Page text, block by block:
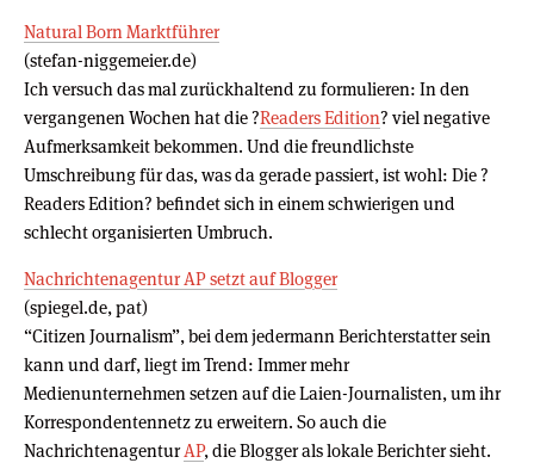
Natural Born Marktführer
(stefan-niggemeier.de)
Ich versuch das mal zurückhaltend zu formulieren: In den
vergangenen Wochen hat die ?Readers Edition? viel negative
Aufmerksamkeit bekommen. Und die freundlichste
Umschreibung für das, was da gerade passiert, ist wohl: Die ?
Readers Edition? befindet sich in einem schwierigen und
schlecht organisierten Umbruch.
Nachrichtenagentur AP setzt auf Blogger
(spiegel.de, pat)
“Citizen Journalism”, bei dem jedermann Berichterstatter sein
kann und darf, liegt im Trend: Immer mehr
Medienunternehmen setzen auf die Laien-Journalisten, um ihr
Korrespondentennetz zu erweitern. So auch die
NachrichtenagenturAP, die Blogger als lokale Berichter sieht.